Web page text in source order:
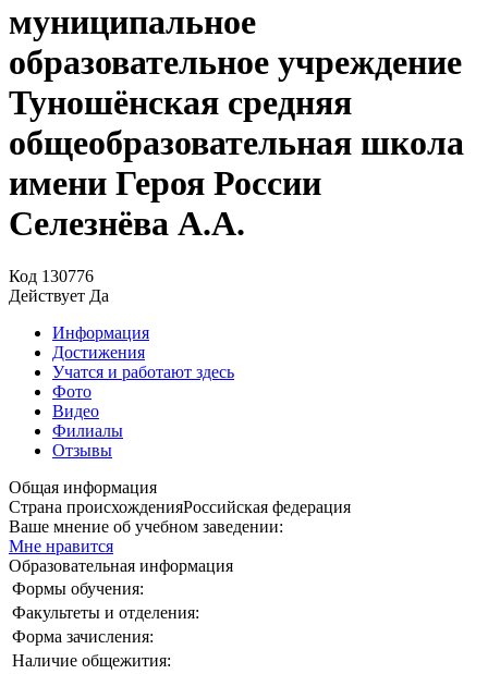
муниципальное
образовательное учреждение
Туношёнская средняя
общеобразовательная школа
имени Героя России
Селезнёва А.А.
Код 130776
Действует Да
Информация
Достижения
Учатся и работают здесь
Фото
Видео
Филиалы
Отзывы
Общая информация
Страна происхожденияРоссийская федерация
Ваше мнение об учебном заведении:
Мне нравится
Образовательная информация
Формы обучения:
Факультеты и отделения:
Форма зачисления:
Наличие общежития: